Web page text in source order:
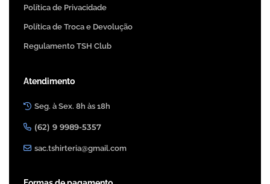
Política de Privacidade
Política de Troca e Devolução
Regulamento TSH Club
Atendimento
Seg. à Sex. 8h às 18h
(62) 9 9989-5357
sac.tshirteria@gmail.com